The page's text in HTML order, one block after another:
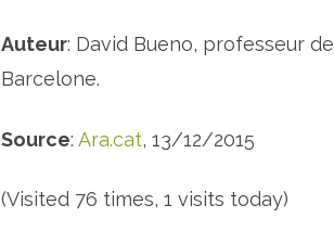
Auteur: David Bueno, professeur
Barcelone.
Source: Ara.cat, 13/12/2015
(Visited 76 times, 1 visits today)